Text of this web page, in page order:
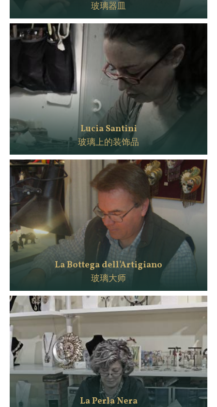
玻璃器皿
Lucia Santini
玻璃上的装饰品
La Bottega dell'Artigiano
玻璃大师
La Perla Nera